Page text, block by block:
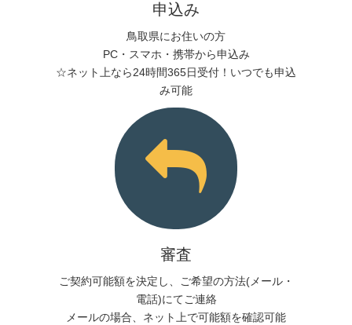
申込み
鳥取県にお住いの方
PC・スマホ・携帯から申込み
☆ネット上なら24時間365日受付！いつでも申込
み可能
審査
ご契約可能額を決定し、ご希望の方法(メール・
電話)にてご連絡
メールの場合、ネット上で可能額を確認可能